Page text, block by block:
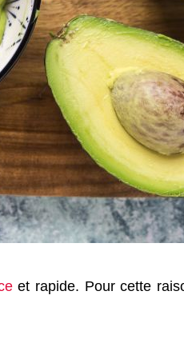
et rapide. Pour cette